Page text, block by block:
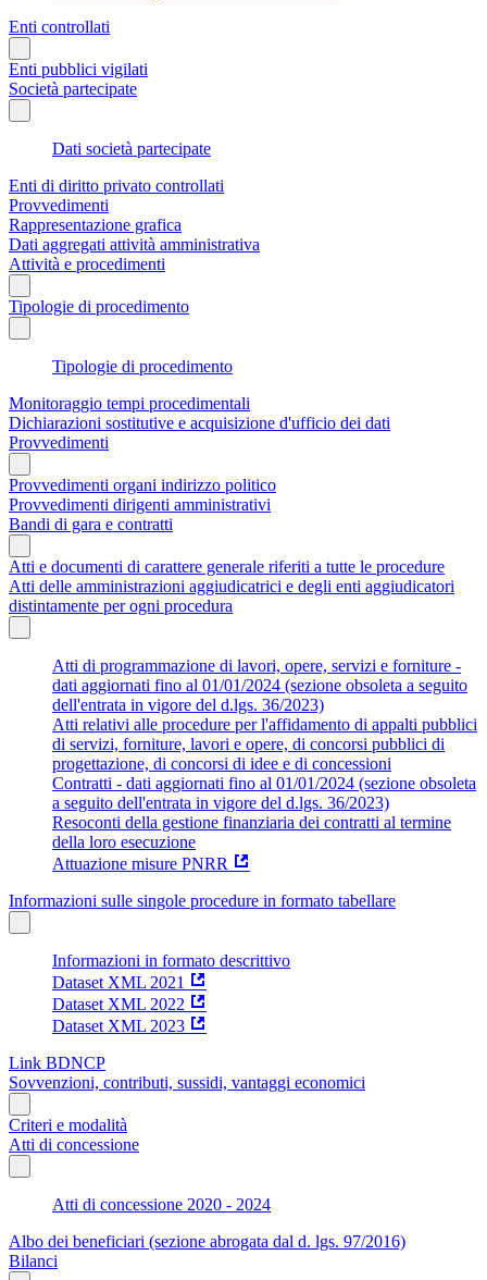
Enti controllati
Enti pubblici vigilati
Società partecipate
Dati società partecipate
Enti di diritto privato controllati
Provvedimenti
Rappresentazione grafica
Dati aggregati attività amministrativa
Attività e procedimenti
Tipologie di procedimento
Tipologie di procedimento
Monitoraggio tempi procedimentali
Dichiarazioni sostitutive e acquisizione d'ufficio dei dati
Provvedimenti
Provvedimenti organi indirizzo politico
Provvedimenti dirigenti amministrativi
Bandi di gara e contratti
Atti e documenti di carattere generale riferiti a tutte le procedure
Atti delle amministrazioni aggiudicatrici e degli enti aggiudicatori
distintamente per ogni procedura
Atti di programmazione di lavori, opere, servizi e forniture -
dati aggiornati fino al 01/01/2024 (sezione obsoleta a seguito
dell'entrata in vigore del d.lgs. 36/2023)
Atti relativi alle procedure per l'affidamento di appalti pubblici
di servizi, forniture, lavori e opere, di concorsi pubblici di
progettazione, di concorsi di idee e di concessioni
Contratti - dati aggiornati fino al 01/01/2024 (sezione obsoleta
a seguito dell'entrata in vigore del d.lgs. 36/2023)
Resoconti della gestione finanziaria dei contratti al termine
della loro esecuzione
Attuazione misure PNRR
Informazioni sulle singole procedure in formato tabellare
Informazioni in formato descrittivo
Dataset XML 2021
Dataset XML 2022
Dataset XML 2023
Link BDNCP
Sovvenzioni, contributi, sussidi, vantaggi economici
Criteri e modalità
Atti di concessione
Atti di concessione 2020 - 2024
Albo dei beneficiari (sezione abrogata dal d. lgs. 97/2016)
Bilanci